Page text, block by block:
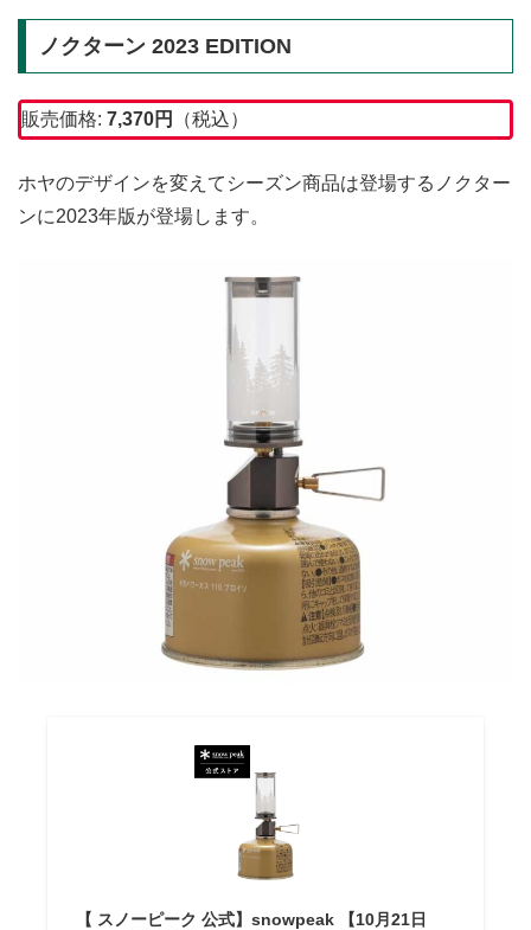
ノクターン 2023 EDITION
販売価格: 7,370円 （税込）
ホヤのデザインを変えてシーズン商品は登場するノクター
ンに2023年版が登場します。
【 スノーピーク 公式】snowpeak 【10月21日